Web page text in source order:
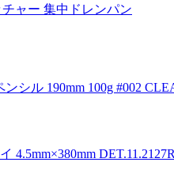
チャー 集中ドレンパン
シル 190mm 100g #002
4.5mm×380mm